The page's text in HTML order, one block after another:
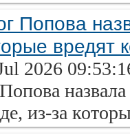
Попова
вредят
2026
из-за